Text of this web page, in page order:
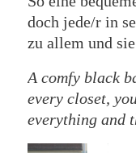
doch jede/r in
zu allem und
A comfy black
every closet,
everything and